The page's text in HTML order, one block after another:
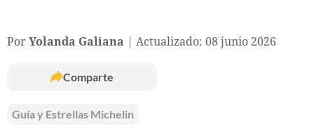
Por Yolanda Galiana Actualizado: 08 junio 2026
Comparte
Guía y Estrellas Michelin